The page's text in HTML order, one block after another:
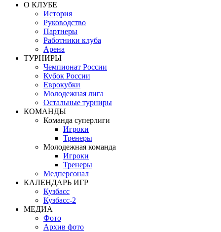
О КЛУБЕ
История
Руководство
Партнеры
Работники клуба
Арена
ТУРНИРЫ
Чемпионат России
Кубок России
Еврокубки
Молодежная лига
Остальные турниры
КОМАНДЫ
Команда суперлиги
Игроки
Тренеры
Молодежная команда
Игроки
Тренеры
Медперсонал
КАЛЕНДАРЬ ИГР
Кузбасс
Кузбасс-2
МЕДИА
Фото
Архив фото